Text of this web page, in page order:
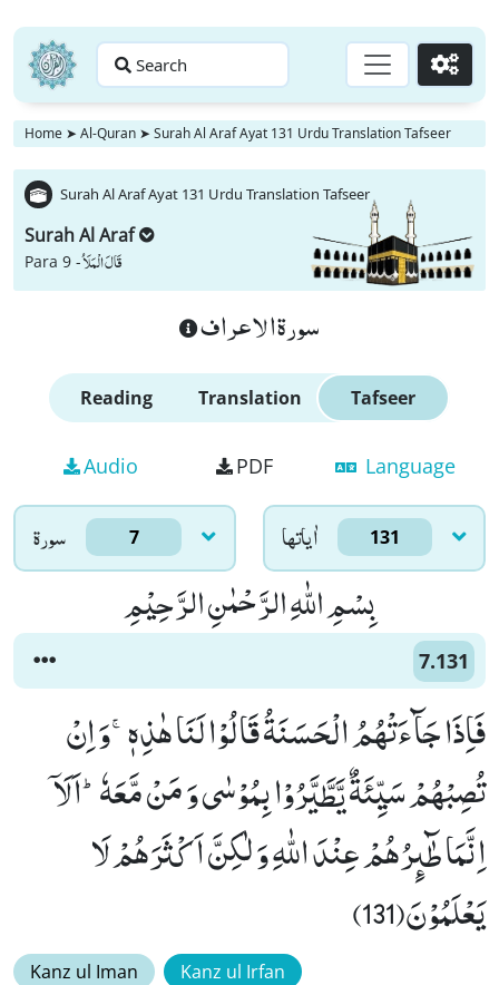
Search Go
Home ➤ Al-Quran ➤ Surah Al Araf Ayat 131 Urdu Translation Tafseer
Surah Al Araf Ayat 131 Urdu Translation Tafseer
Surah Al Araf
Para 9 -قَالَ الْمَلَاُ
سورة الاعراف
Reading Translation Tafseer
Audio PDF Language
سورۃ 7 اٰياتها 131
بِسْمِ اللّٰهِ الرَّحْمٰنِ الرَّحِیْمِ
7.131
فَاِذَا جَآءَتْهُمُ الْحَسَنَةُ قَالُوْا لَنَا هٰذِهٖۚ-وَ اِنْ
تُصِبْهُمْ سَیِّئَةٌ یَّطَّیَّرُوْا بِمُوْسٰى وَ مَنْ مَّعَهٗؕ-اَلَاۤ
اِنَّمَا طٰٓىٕرُهُمْ عِنْدَ اللّٰهِ وَ لٰكِنَّ اَكْثَرَهُمْ لَا
یَعْلَمُوْنَ(131)
Kanz ul Iman Kanz ul Irfan